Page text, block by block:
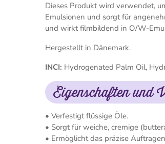
Dieses Produkt wird verwendet,
Emulsionen und sorgt für
und wirkt filmbildend in O/W-
Hergestellt in Dänemark.
INCI: Hydrogenated Palm Oil,
Eigenschaften und
• Verfestigt flüssige Öle.
• Sorgt für weiche, cremige
• Ermöglicht das präzise